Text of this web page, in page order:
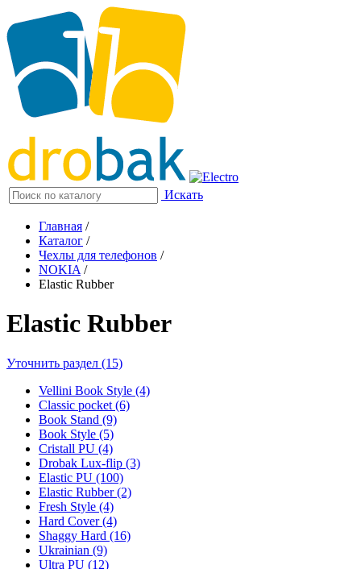
Искать
Главная /
Каталог /
Чехлы для телефонов /
NOKIA /
Elastic Rubber
Elastic Rubber
Уточнить раздел (15)
Vellini Book Style (4)
Classic pocket (6)
Book Stand (9)
Book Style (5)
Cristall PU (4)
Drobak Lux-flip (3)
Elastic PU (100)
Elastic Rubber (2)
Fresh Style (4)
Hard Cover (4)
Shaggy Hard (16)
Ukrainian (9)
Ultra PU (12)